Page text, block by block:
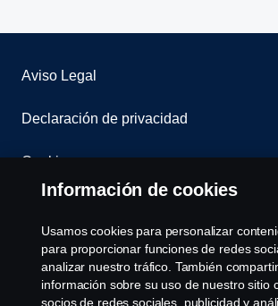
Aviso Legal
Declaración de privacidad
Cookies
Sistema de Denuncias
Configuración de cookies
Información de cookies
Usamos cookies para personalizar
para proporcionar funciones de redes
analizar nuestro tráfico. También
información sobre su uso de nuestro sitio
socios de redes sociales, publicidad y